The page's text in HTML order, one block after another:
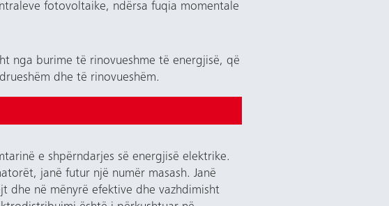
fotovoltaike, ndërsa fuqia momentale
nga burime të rinovueshme të energjisë, që
dhe të rinovueshëm.
e shpërndarjes së energjisë elektrike.
janë futur një numër masash. Janë
dhe në mënyrë efektive dhe vazhdimisht